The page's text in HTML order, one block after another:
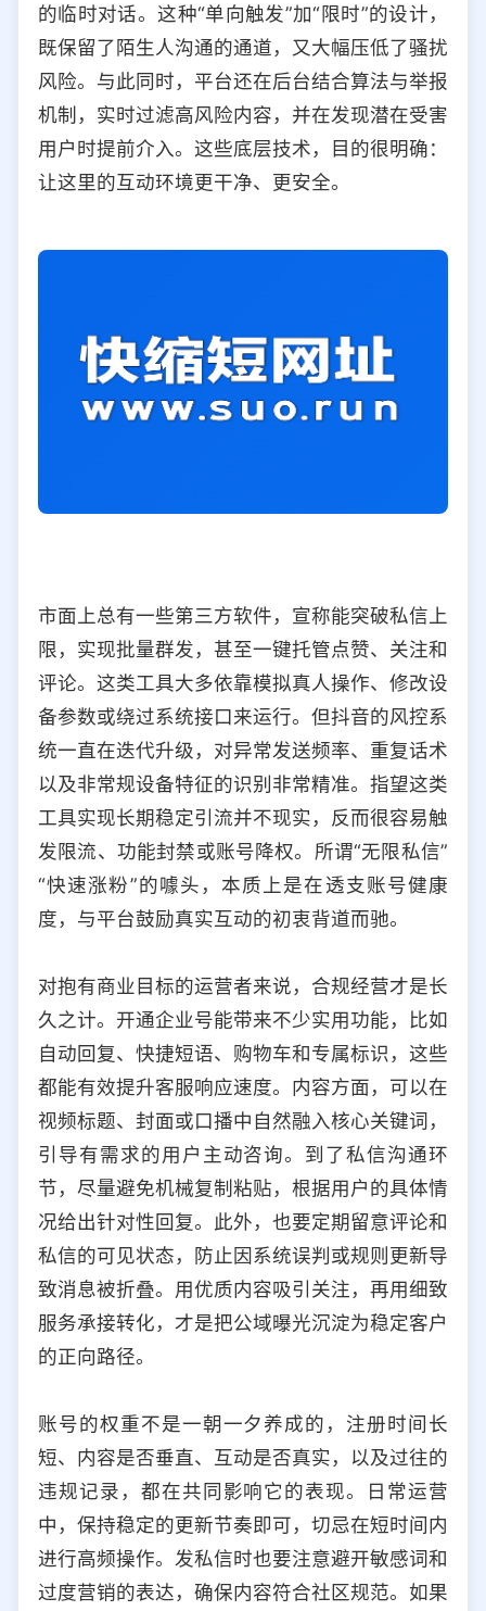
的临时对话。这种“单向触发”加“限时”的设计，
既保留了陌生人沟通的通道，又大幅压低了骚扰
风险。与此同时，平台还在后台结合算法与举报
机制，实时过滤高风险内容，并在发现潜在受害
用户时提前介入。这些底层技术，目的很明确：
让这里的互动环境更干净、更安全。
市面上总有一些第三方软件，宣称能突破私信上
限，实现批量群发，甚至一键托管点赞、关注和
评论。这类工具大多依靠模拟真人操作、修改设
备参数或绕过系统接口来运行。但抖音的风控系
统一直在迭代升级，对异常发送频率、重复话术
以及非常规设备特征的识别非常精准。指望这类
工具实现长期稳定引流并不现实，反而很容易触
发限流、功能封禁或账号降权。所谓“无限私信”
“快速涨粉”的噱头，本质上是在透支账号健康
度，与平台鼓励真实互动的初衷背道而驰。
对抱有商业目标的运营者来说，合规经营才是长
久之计。开通企业号能带来不少实用功能，比如
自动回复、快捷短语、购物车和专属标识，这些
都能有效提升客服响应速度。内容方面，可以在
视频标题、封面或口播中自然融入核心关键词，
引导有需求的用户主动咨询。到了私信沟通环
节，尽量避免机械复制粘贴，根据用户的具体情
况给出针对性回复。此外，也要定期留意评论和
私信的可见状态，防止因系统误判或规则更新导
致消息被折叠。用优质内容吸引关注，再用细致
服务承接转化，才是把公域曝光沉淀为稳定客户
的正向路径。
账号的权重不是一朝一夕养成的，注册时间长
短、内容是否垂直、互动是否真实，以及过往的
违规记录，都在共同影响它的表现。日常运营
中，保持稳定的更新节奏即可，切忌在短时间内
进行高频操作。发私信时也要注意避开敏感词和
过度营销的表达，确保内容符合社区规范。如果